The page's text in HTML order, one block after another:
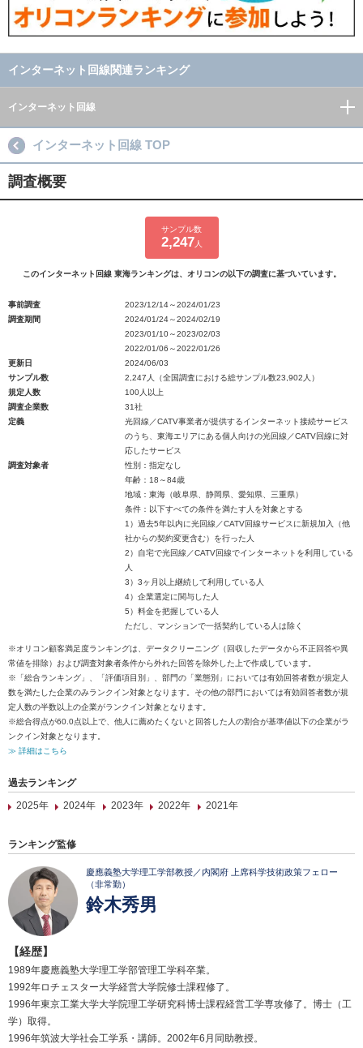
インターネット回線関連ランキング
インターネット回線
インターネット回線 TOP
調査概要
サンプル数
2,247 人
このインターネット回線 東海ランキングは、オリコンの以下の調査に基づいています。
事前調査
2023/12/14～2024/01/23
調査期間
2024/01/24～2024/02/19
2023/01/10～2023/02/03
2022/01/06～2022/01/26
更新日
2024/06/03
サンプル数
2,247人（全国調査における総サンプル数23,902人）
規定人数
100人以上
調査企業数
31社
定義
光回線／CATV事業者が提供するインターネット接続サービス
のうち、東海エリアにある個人向けの光回線／CATV回線に対
応したサービス
調査対象者
性別：指定なし
年齢：18～84歳
地域：東海（岐阜県、静岡県、愛知県、三重県）
条件：以下すべての条件を満たす人を対象とする
1）過去5年以内に光回線／CATV回線サービスに新規加入（他
社からの契約変更含む）を行った人
2）自宅で光回線／CATV回線でインターネットを利用している
人
3）3ヶ月以上継続して利用している人
4）企業選定に関与した人
5）料金を把握している人
ただし、マンションで一括契約している人は除く
※オリコン顧客満足度ランキングは、データクリーニング（回収したデータから不正回答や異
常値を排除）および調査対象者条件から外れた回答を除外した上で作成しています。
※「総合ランキング」、「評価項目別」、部門の「業態別」においては有効回答者数が規定人
数を満たした企業のみランクイン対象となります。その他の部門においては有効回答者数が規
定人数の半数以上の企業がランクイン対象となります。
※総合得点が60.0点以上で、他人に薦めたくないと回答した人の割合が基準値以下の企業がラ
ンクイン対象となります。
≫ 詳細はこちら
過去ランキング
2025年
2024年 2023年 2022年 2021年
ランキング監修
慶應義塾大学理工学部教授／内閣府 上席科学技術政策フェロー
（非常勤）
鈴木秀男
【経歴】
1989年慶應義塾大学理工学部管理工学科卒業。
1992年ロチェスター大学経営大学院修士課程修了。
1996年東京工業大学大学院理工学研究科博士課程経営工学専攻修了。博士（工
学）取得。
1996年筑波大学社会工学系・講師。2002年6月同助教授。